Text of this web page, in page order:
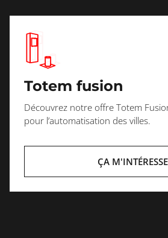
Totem fusion
Découvrez notre offre Totem
pour l’automatisation des villes.
ÇA